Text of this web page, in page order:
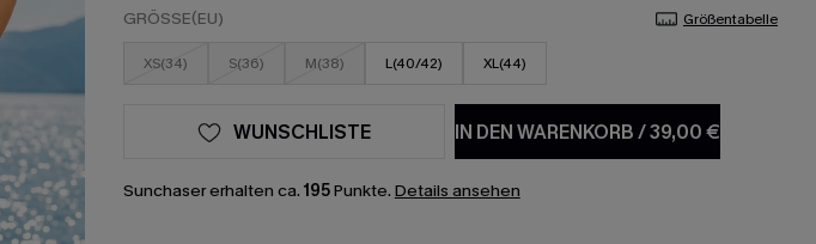
GRÖSSE(EU) Größentabelle
XS(34) S(36) M(38) L(40/42) XL(44)
IN DEN WARENKORB/39,00 €
WUNSCHLISTE
Sunchaser erhalten ca. 195Punkte. Details ansehen